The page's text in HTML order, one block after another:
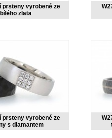
prsteny vyrobené ze
zlata
prsteny vyrobené ze
s diamantem